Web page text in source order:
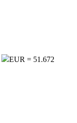
EUR = 51.672